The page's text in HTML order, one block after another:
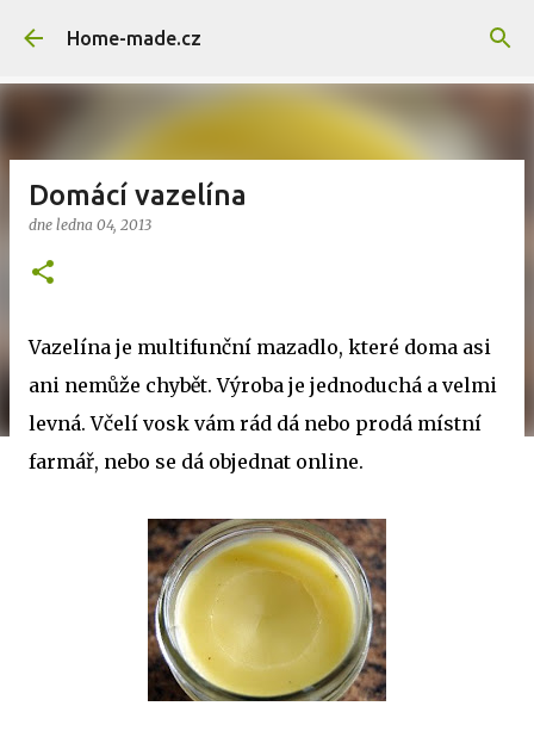
Přeskočit na hlavní obsah
Home-made.cz
Domácí vazelína
dne ledna 04, 2013
Vazelína je multifunční mazadlo, které doma asi
ani nemůže chybět. Výroba je jednoduchá a velmi
levná. Včelí vosk vám rád dá nebo prodá místní
farmář, nebo se dá objednat online.